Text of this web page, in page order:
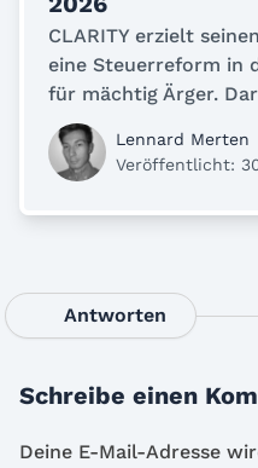
CLARITY erzielt
eine Steuerreform in
für mächtig Ärger.
Lennard Merten
Veröffentlicht:
Antworten
Schreibe einen
Deine E-Mail-Adresse